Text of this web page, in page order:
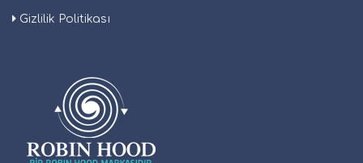
Gizlilik Politikası